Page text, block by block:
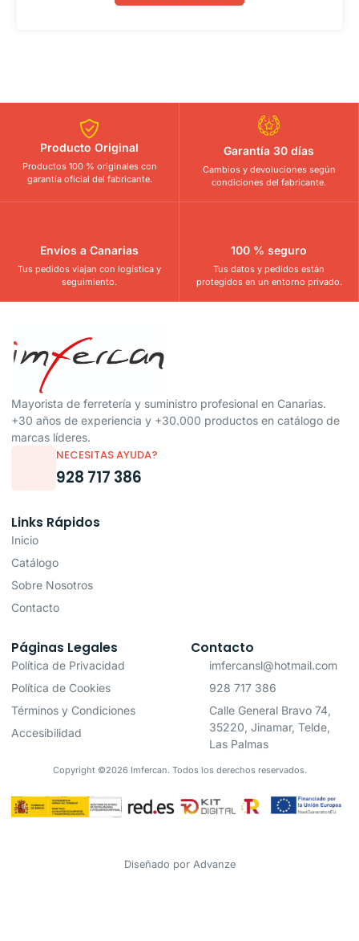
Producto Original
Productos 100 % originales con
garantía oficial del fabricante.
Garantía 30 días
Cambios y devoluciones según
condiciones del fabricante.
Envíos a Canarias
Tus pedidos viajan con logística y
seguimiento.
100 % seguro
Tus datos y pedidos están
protegidos en un entorno privado.
Mayorista de ferretería y suministro profesional en Canarias.
+30 años de experiencia y +30.000 productos en catálogo de
marcas líderes.
NECESITAS AYUDA?
928 717 386
Links Rápidos
Inicio
Catálogo
Sobre Nosotros
Contacto
Páginas Legales
Política de Privacidad
Política de Cookies
Términos y Condiciones
Accesibilidad
Contacto
imfercansl@hotmail.com
928 717 386
Calle General Bravo 74,
35220, Jinamar, Telde,
Las Palmas
Copyright ©2026 Imfercan. Todos los derechos reservados.
Diseñado por Advanze